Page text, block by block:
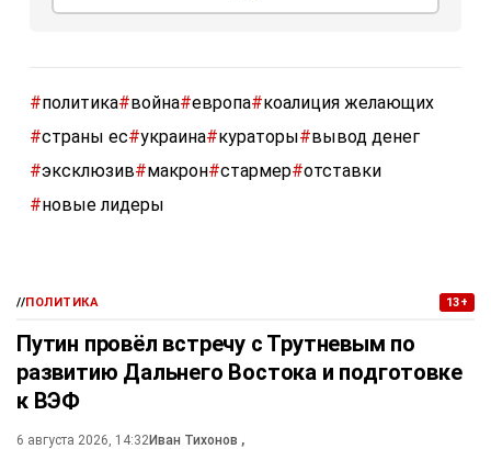
#политика#война#европа#коалиция желающих
#страны ес#украина#кураторы#вывод денег
#эксклюзив#макрон#стармер#отставки
#новые лидеры
//ПОЛИТИКА 13+
Путин провёл встречу с Трутневым по
развитию Дальнего Востока и подготовке
к ВЭФ
6 августа 2026, 14:32Иван Тихонов ,